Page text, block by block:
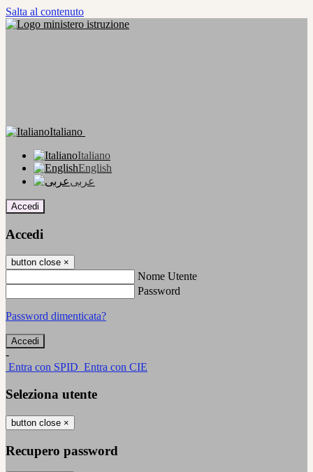
Salta al contenuto
Italiano
Italiano
English
عربى
Accedi
Accedi
button close ×
Nome Utente
Password
Password dimenticata?
-
Entra con SPID Entra con CIE
Seleziona utente
button close ×
Recupero password